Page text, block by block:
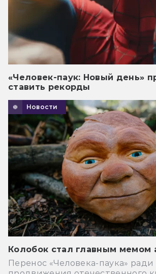
«Человек-паук: Новый день»
ставить рекорды
Новости
Колобок стал главным мемом
Перенос «Человека-паука» ради